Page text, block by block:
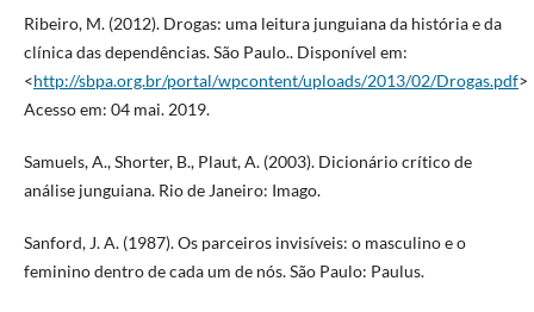
Ribeiro, M. (2012). Drogas: uma leitura junguiana da história e da
clínica das dependências. São Paulo.. Disponível em:
<http://sbpa.org.br/portal/wpcontent/uploads/2013/02/Drogas.pdf>
Acesso em: 04 mai. 2019.
Samuels, A., Shorter, B., Plaut, A. (2003). Dicionário crítico de
análise junguiana. Rio de Janeiro: Imago.
Sanford, J. A. (1987). Os parceiros invisíveis: o masculino e o
feminino dentro de cada um de nós. São Paulo: Paulus.